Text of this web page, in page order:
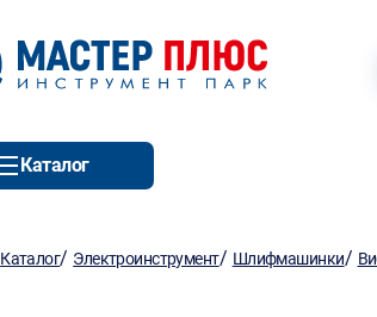
Каталог
Каталог/ Электроинструмент/ Шлифмашинки/